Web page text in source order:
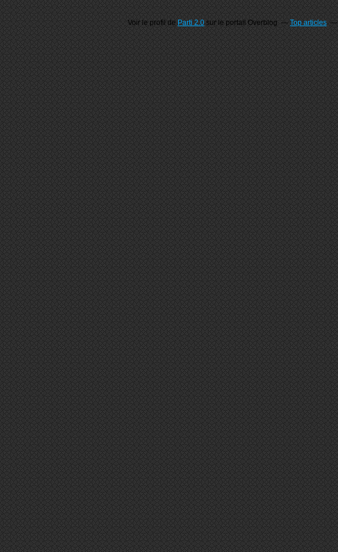
Voir le profil deParti 2.0sur le portail Overblog Top articles